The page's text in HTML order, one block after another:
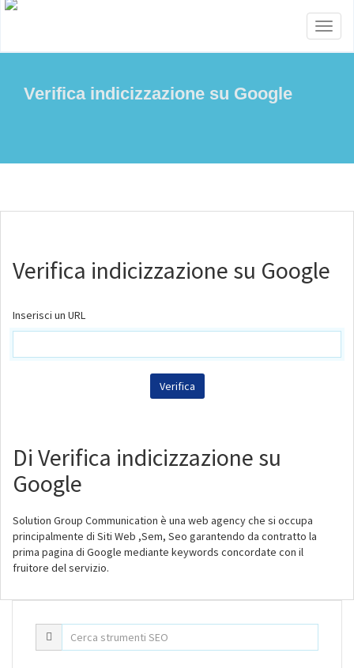
Menu
Verifica indicizzazione su Google
Verifica indicizzazione su Google
Inserisci un URL
Di Verifica indicizzazione su
Google
Solution Group Communication è una web agency che si occupa
principalmente di Siti Web ,Sem, Seo garantendo da contratto la
prima pagina di Google mediante keywords concordate con il
fruitore del servizio.